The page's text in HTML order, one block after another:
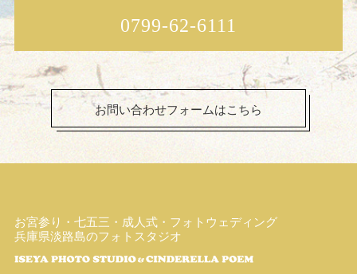
0799-62-6111
お問い合わせフォームはこちら
お宮参り・七五三・成人式・フォトウェディング
兵庫県淡路島のフォトスタジオ